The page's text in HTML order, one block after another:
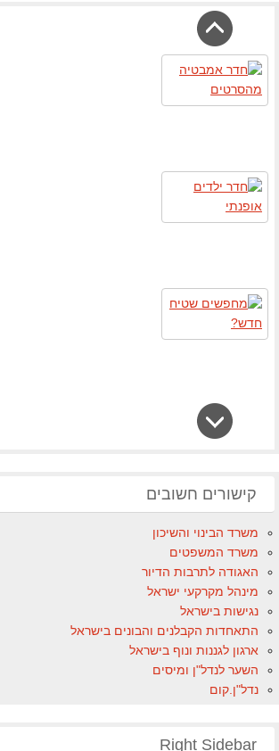
קישורים חשובים
משרד הבינוי והשיכון
משרד המשפטים
האגודה לתרבות הדיור
מינהל מקרקעי ישראל
נגישות בישראל
התאחדות הקבלנים והבונים בישראל
ארגון לגננות ונוף בישראל
השער לנדל"ן ומיסים
נדל"ן.קום
Right Sidebar